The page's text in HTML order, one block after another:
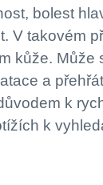
bolest
V takovém
kůže. Může
a
k
k